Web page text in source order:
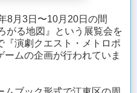
8月3日〜10月20日の間
がる地図』という展覧会を
『演劇クエスト・メトロポ
ームの企画が行われていま